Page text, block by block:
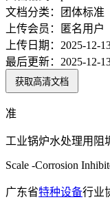
文档分类：
团体标准
上传会员：
匿名用户
上传日期： 2025-12-
最后更新： 2025-12-
获取高清文档
准
工业锅炉水处理用阻
Scale -Corrosion
广东省特种设备行业